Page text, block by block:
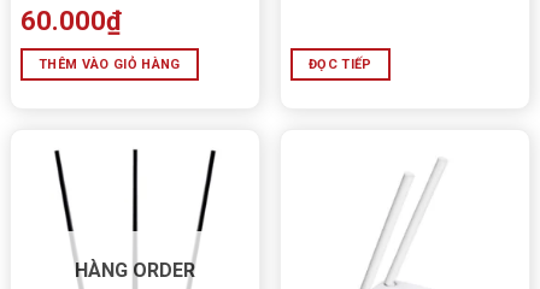
60.000₫
THÊM VÀO GIỎ HÀNG ĐỌC TIẾP
HÀNG ORDER